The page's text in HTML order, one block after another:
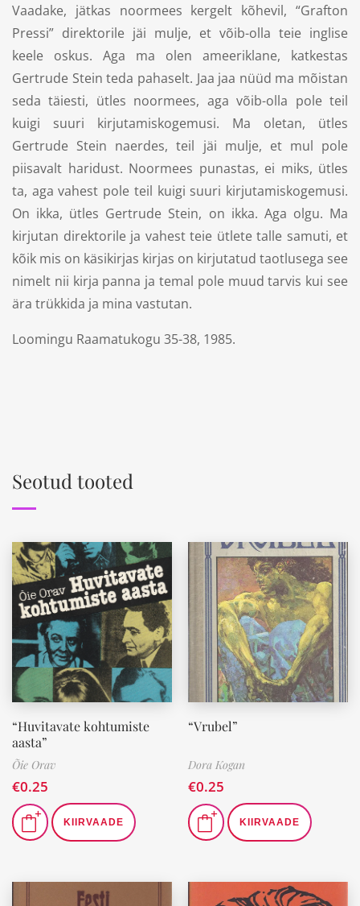
Vaadake, jätkas noormees kergelt kõhevil, “Grafton
Pressi” direktorile jäi mulje, et võib-olla teie inglise
keele oskus. Aga ma olen ameeriklane, katkestas
Gertrude Stein teda pahaselt. Jaa jaa nüüd ma mõistan
seda täiesti, ütles noormees, aga võib-olla pole teil
kuigi suuri kirjutamiskogemusi. Ma oletan, ütles
Gertrude Stein naerdes, teil jäi mulje, et mul pole
piisavalt haridust. Noormees punastas, ei miks, ütles
ta, aga vahest pole teil kuigi suuri kirjutamiskogemusi.
On ikka, ütles Gertrude Stein, on ikka. Aga olgu. Ma
kirjutan direktorile ja vahest teie ütlete talle samuti, et
kõik mis on käsikirjas kirjas on kirjutatud taotlusega see
nimelt nii kirja panna ja temal pole muud tarvis kui see
ära trükkida ja mina vastutan.
Loomingu Raamatukogu 35-38, 1985.
Seotud tooted
“Huvitavate kohtumiste
aasta”
Õie Orav
€0.25
KIIRVAADE
“Vrubel”
Dora Kogan
€0.25
KIIRVAADE